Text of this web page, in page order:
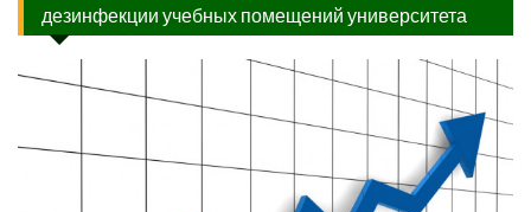
дезинфекции учебных помещений университета